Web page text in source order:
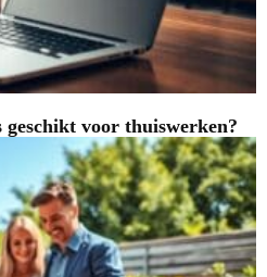
voor thuiswerken?